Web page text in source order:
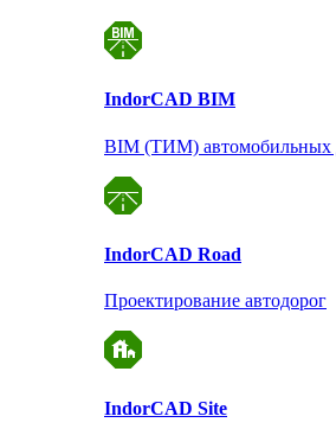
IndorCAD BIM
BIM (ТИМ) автомобильных
IndorCAD Road
Проектирование автодорог
IndorCAD Site